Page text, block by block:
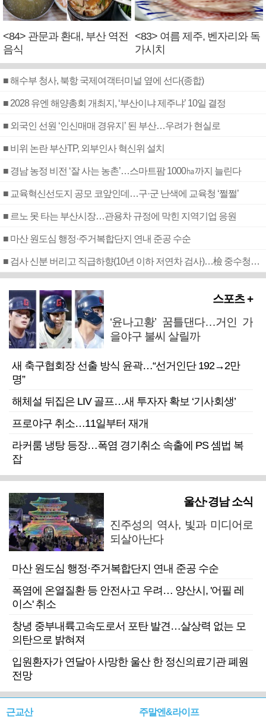
<84> 관문과 환대, 부산 역전
음식
<83> 여름 제주, 벤자리와 독
가시치
■ 해수부 청사, 북항 국제여객터미널 옆에 선다(종합)
■ 2028 유엔 해양총회 개최지, ‘부산이냐 제주냐’ 10일 결정
■ 외국인 선원 ‘인신매매 경유지’ 된 부산…우려가 현실로
■ 비위 논란 부산TP, 외부인사 혁신위 설치
■ 경남 농정 비전 ‘잘 사는 농촌’…스마트팜 1000㏊까지 늘린다
■ 교육혁신선도지 공모 코앞인데…구·군 난색에 교육청 ‘쩔쩔’
■ 르노 못 타는 부산시장…관용차 규정에 막힌 지역기업 응원
■ 마산 원도심 행정·주거복합단지 연내 준공 수순
■ 검사 신분 버리고 직급하향(10년 이하 저연차 검사)…檢 중수청행 기피
스포츠 +
‘윤나고황’ 꿈틀댄다…거인 가
을야구 불씨 살릴까
새 축구협회장 선출 방식 윤곽…“선거인단 192→2만
명”
해체설 뒤집은 LIV 골프…새 투자자 확보 ‘기사회생’
프로야구 취소…11일부터 재개
라커룸 냉탕 등장…폭염 경기취소 속출에 PS 셈법 복
잡
울산·경남 소식
진주성의 역사, 빛과 미디어로
되살아난다
마산 원도심 행정·주거복합단지 연내 준공 수순
폭염에 온열질환 등 안전사고 우려… 양산시, '어필 레
이스' 취소
창녕 중부내륙고속도로서 포탄 발견…살상력 없는 모
의탄으로 밝혀져
입원환자가 연달아 사망한 울산 한 정신의료기관 폐원
전망
근교산 주말엔&라이프